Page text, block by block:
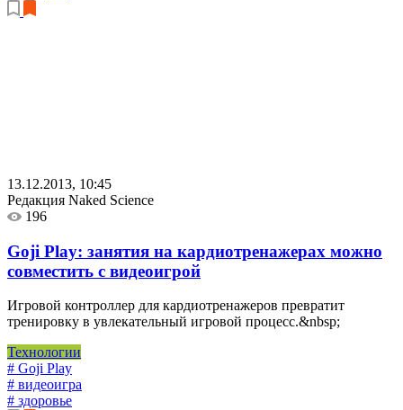
13.12.2013, 10:45
Редакция Naked Science
196
Goji Play: занятия на кардиотренажерах можно
совместить с видеоигрой
Игровой контроллер для кардиотренажеров превратит
тренировку в увлекательный игровой процесс.&nbsp;
Технологии
# Goji Play
# видеоигра
# здоровье